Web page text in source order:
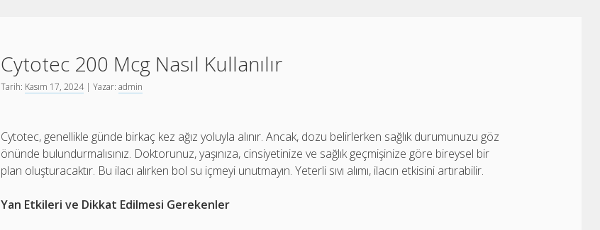
Cytotec 200 Mcg Nasıl Kullanılır
Tarih: Kasım 17, 2024| Yazar:admin
Cytotec, genellikle günde birkaç kez ağız yoluyla alınır. Ancak, dozu belirlerken sağlık durumunuzu göz
önünde bulundurmalısınız. Doktorunuz, yaşınıza, cinsiyetinize ve sağlık geçmişinize göre bireysel bir
plan oluşturacaktır. Bu ilacı alırken bol su içmeyi unutmayın. Yeterli sıvı alımı, ilacın etkisini artırabilir.
Yan Etkileri ve Dikkat Edilmesi Gerekenler